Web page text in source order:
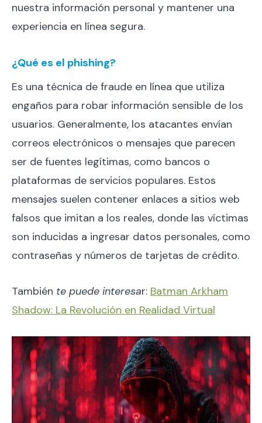
nuestra información personal y mantener una
experiencia en línea segura.
¿Qué es el phishing?
Es una técnica de fraude en línea que utiliza
engaños para robar información sensible de los
usuarios. Generalmente, los atacantes envían
correos electrónicos o mensajes que parecen
ser de fuentes legítimas, como bancos o
plataformas de servicios populares. Estos
mensajes suelen contener enlaces a sitios web
falsos que imitan a los reales, donde las víctimas
son inducidas a ingresar datos personales, como
contraseñas y números de tarjetas de crédito.
También te puede interesar: Batman Arkham
Shadow: La Revolución en Realidad Virtual